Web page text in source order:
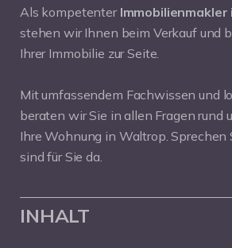
Als kompetenter
stehen wir Ihnen beim Verkauf und
Ihrer Immobilie zur Seite.
Mit umfassendem Fachwissen und
beraten wir Sie in allen Fragen rund
Ihre Wohnung in Waltrop. Sprechen
sind für Sie da.
INHALT